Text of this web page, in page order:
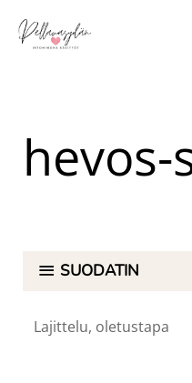
sisältöön
hevos-
SUODATIN